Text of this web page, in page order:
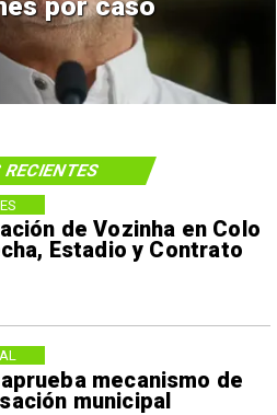
de Vozinha en Colo
Estadio y Contrato
mecanismo de
municipal